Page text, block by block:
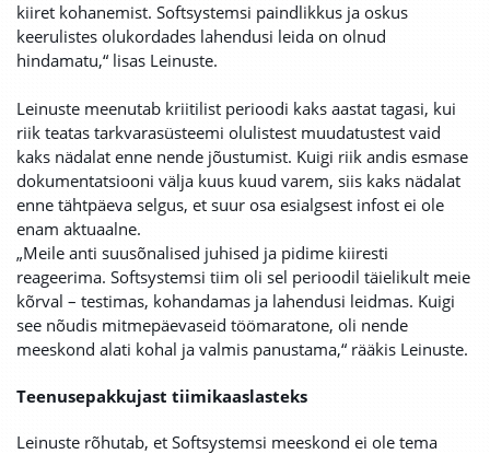
kiiret kohanemist. Softsystemsi paindlikkus ja oskus
keerulistes olukordades lahendusi leida on olnud
hindamatu,“ lisas Leinuste.
Leinuste meenutab kriitilist perioodi kaks aastat tagasi, kui
riik teatas tarkvarasüsteemi olulistest muudatustest vaid
kaks nädalat enne nende jõustumist. Kuigi riik andis esmase
dokumentatsiooni välja kuus kuud varem, siis kaks nädalat
enne tähtpäeva selgus, et suur osa esialgsest infost ei ole
enam aktuaalne.
„Meile anti suusõnalised juhised ja pidime kiiresti
reageerima. Softsystemsi tiim oli sel perioodil täielikult meie
kõrval – testimas, kohandamas ja lahendusi leidmas. Kuigi
see nõudis mitmepäevaseid töömaratone, oli nende
meeskond alati kohal ja valmis panustama,“ rääkis Leinuste.
Teenusepakkujast tiimikaaslasteks
Leinuste rõhutab, et Softsystemsi meeskond ei ole tema